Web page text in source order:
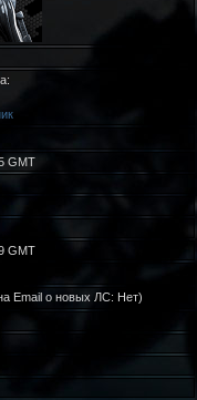
GMT
GMT
Email о новых ЛС: Нет)